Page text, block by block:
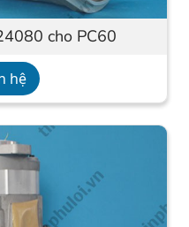
cho PC60
hệ